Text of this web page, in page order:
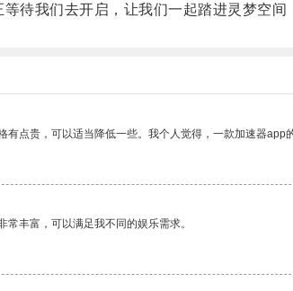
我们去开启，让我们一起踏进灵梦空间
有点贵，可以适当降低一些。我个人觉得，一款加速器app
常丰富，可以满足我不同的娱乐需求。